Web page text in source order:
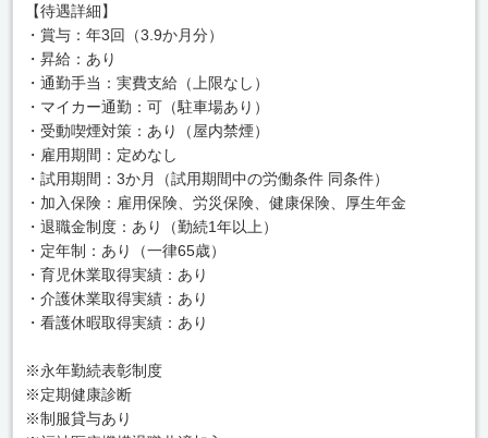
【待遇詳細】
・賞与：年3回（3.9か月分）
・昇給：あり
・通勤手当：実費支給（上限なし）
・マイカー通勤：可（駐車場あり）
・受動喫煙対策：あり（屋内禁煙）
・雇用期間：定めなし
・試用期間：3か月（試用期間中の労働条件 同条件）
・加入保険：雇用保険、労災保険、健康保険、厚生年金
・退職金制度：あり（勤続1年以上）
・定年制：あり（一律65歳）
・育児休業取得実績：あり
・介護休業取得実績：あり
・看護休暇取得実績：あり
※永年勤続表彰制度
※定期健康診断
※制服貸与あり